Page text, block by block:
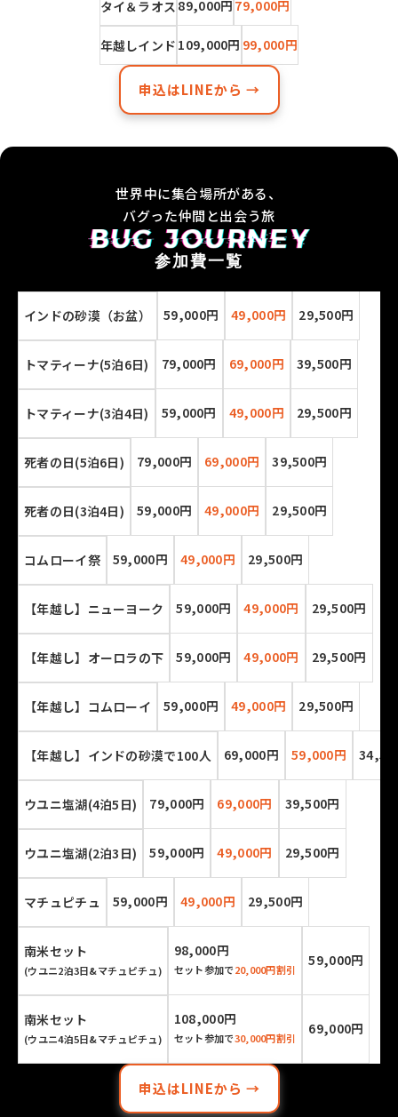
タイ＆ラオス 89,000円 79,000円
年越しインド 109,000円 99,000円
申込はLINEから →
世界中に集合場所がある、
バグった仲間と出会う旅
参加費一覧
インドの砂漠（お盆） 59,000円 49,000円 29,500円
トマティーナ(5泊6日) 79,000円 69,000円 39,500円
トマティーナ(3泊4日) 59,000円 49,000円 29,500円
死者の日(5泊6日) 79,000円 69,000円 39,500円
死者の日(3泊4日) 59,000円 49,000円 29,500円
コムローイ祭 59,000円 49,000円 29,500円
【年越し】ニューヨーク 59,000円 49,000円 29,500円
【年越し】オーロラの下 59,000円 49,000円 29,500円
【年越し】コムローイ 59,000円 49,000円 29,500円
【年越し】インドの砂漠で100人 69,000円 59,000円
ウユニ塩湖(4泊5日) 79,000円 69,000円 39,500円
ウユニ塩湖(2泊3日) 59,000円 49,000円 29,500円
マチュピチュ 59,000円 49,000円 29,500円
南米セット
(ウユニ2泊3日&マチュピチュ)
98,000円
セット参加で20,000円割引
59,000円
南米セット
(ウユニ4泊5日&マチュピチュ)
108,000円
セット参加で30,000円割引
69,000円
申込はLINEから →